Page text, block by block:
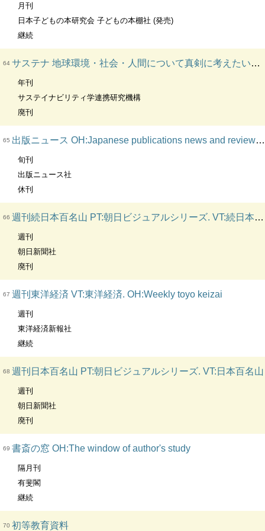
月刊
日本子どもの本研究会 子どもの本棚社 (発売)
継続
64 サステナ 地球環境・社会・人間について真剣に考えたい人のための雑誌。. BC:サステイナビリティ学連携研究機構季刊誌. OH:サステナ. New. DT:総集編「サステナ」は何を伝えてきたのか. 特別号 (2010). OH:サステナ : 地球環境・社会・人間について真剣に考えたい人のために。
年刊
サステイナビリティ学連携研究機構
廃刊
65 出版ニュース OH:Japanese publications news and reviews. OH:Shuppan news
旬刊
出版ニュース社
休刊
66 週刊続日本百名山 PT:朝日ビジュアルシリーズ. VT:続日本百名山
週刊
朝日新聞社
廃刊
67 週刊東洋経済 VT:東洋経済. OH:Weekly toyo keizai
週刊
東洋経済新報社
継続
68 週刊日本百名山 PT:朝日ビジュアルシリーズ. VT:日本百名山
週刊
朝日新聞社
廃刊
69 書斎の窓 OH:The window of author's study
隔月刊
有斐閣
継続
70 初等教育資料